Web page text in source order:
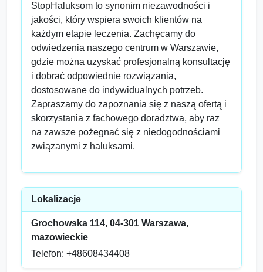
StopHaluksom to synonim niezawodności i
jakości, który wspiera swoich klientów na
każdym etapie leczenia. Zachęcamy do
odwiedzenia naszego centrum w Warszawie,
gdzie można uzyskać profesjonalną konsultację
i dobrać odpowiednie rozwiązania,
dostosowane do indywidualnych potrzeb.
Zapraszamy do zapoznania się z naszą ofertą i
skorzystania z fachowego doradztwa, aby raz
na zawsze pożegnać się z niedogodnościami
związanymi z haluksami.
Lokalizacje
Grochowska 114, 04-301 Warszawa,
mazowieckie
Telefon: +48608434408